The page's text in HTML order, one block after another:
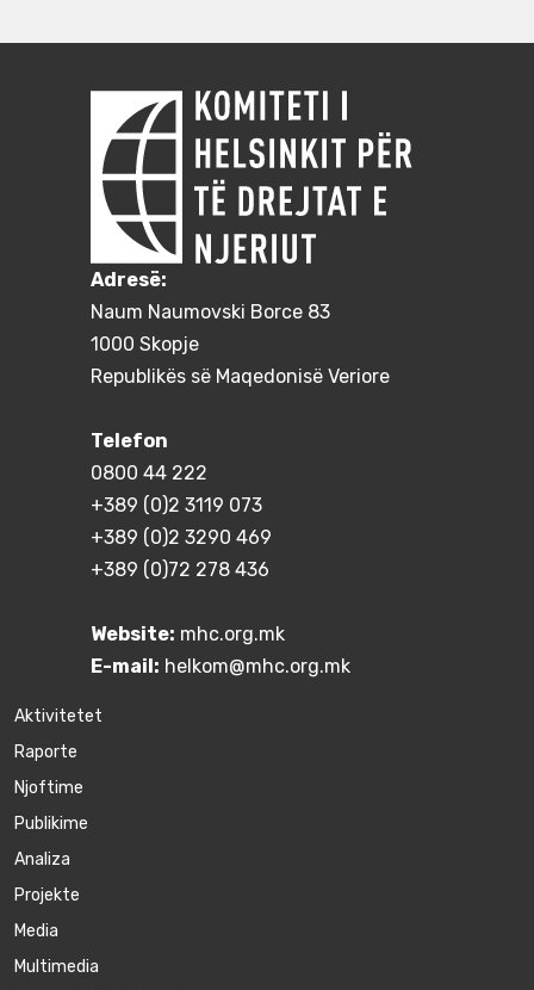
Adresë:
Naum Naumovski Borce 83
1000 Skopje
Republikës së Maqedonisë Veriore
Telefon
0800 44 222
+389 (0)2 3119 073
+389 (0)2 3290 469
+389 (0)72 278 436
Website: mhc.org.mk
E-mail: helkom@mhc.org.mk
Aktivitetet
Raporte
Njoftime
Publikime
Аnaliza
Projekte
Media
Multimedia